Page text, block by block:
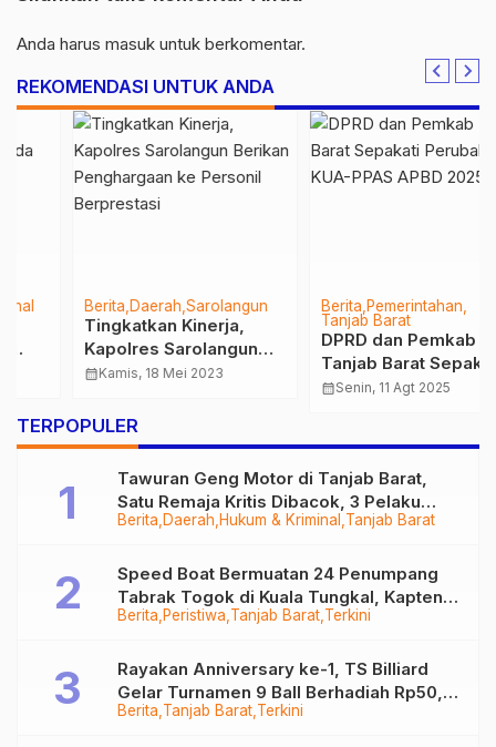
Anda harus masuk untuk berkomentar.
REKOMENDASI UNTUK ANDA
Berita Daerah Sarolangun
Tingkatkan Kinerja,
Kapolres Sarolangun
Berikan Penghargaan
Kamis, 18 Mei 2023
Berita
Pemerintahan
Tanjab Barat
DPRD dan Pemkab
Tanjab Barat Sepakati
Perubahan KUA-PPAS
Senin, 11 Agt 2025
…
TERPOPULER
Berita Daerah Hukum & Kriminal Tanjab Barat
Tawuran Geng Motor di Tanjab Barat,
Satu Remaja Kritis Dibacok, 3 Pelaku
Ditangkap
Berita Peristiwa Tanjab Barat Terkini
Speed Boat Bermuatan 24 Penumpang
Tabrak Togok di Kuala Tungkal, Kapten
Sempat Hilang
Berita Tanjab Barat Terkini
Rayakan Anniversary ke-1, TS Billiard
Gelar Turnamen 9 Ball Berhadiah Rp50,8
Juta